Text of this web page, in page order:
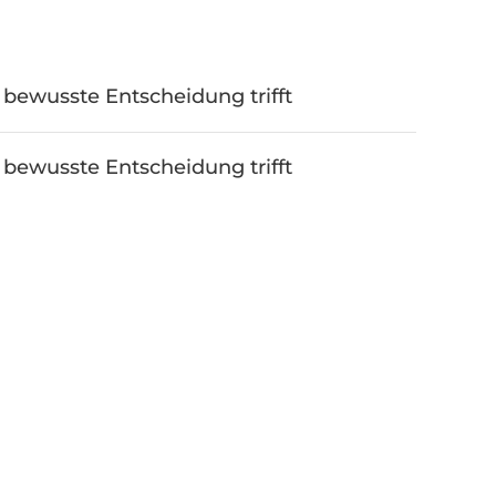
Entscheidung trifft
Entscheidung trifft